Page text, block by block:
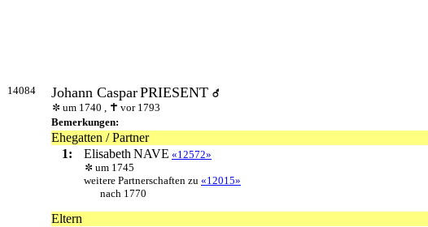
14084 Johann CasparPRIESENT
um 1740 ,
vor 1793
Bemerkungen:
Ehegatten / Partner
1:
Elisabeth NAVE «12572»
um 1745
weitere Partnerschaften zu «12015»
nach 1770
Eltern